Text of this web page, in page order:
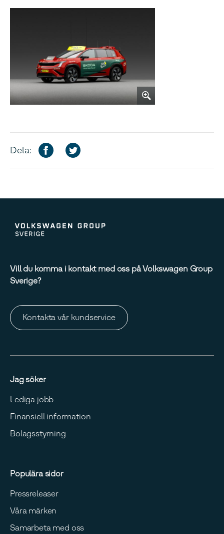
Dela:
Vill du komma i kontakt med oss på Volkswagen Group
Sverige?
Kontakta vår kundservice
Jag söker
Lediga jobb
Finansiell information
Bolagsstyrning
Populära sidor
Pressreleaser
Våra märken
Samarbeta med oss